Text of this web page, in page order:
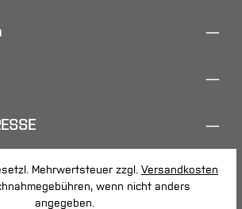
Mehrwertsteuer zzgl. Versandkosten
wenn nicht anders
angegeben.